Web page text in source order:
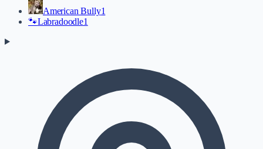
American Bully1
🐾Labradoodle1